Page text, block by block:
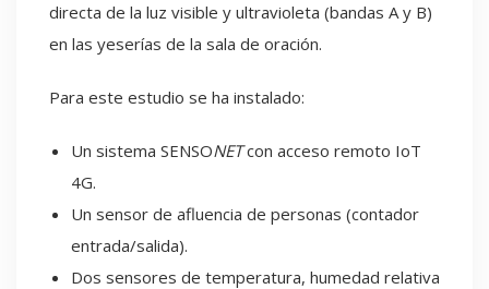
directa de la luz visible y ultravioleta (bandas A y B)
en las yeserías de la sala de oración.
Para este estudio se ha instalado:
Un sistema SENSONETcon acceso remoto IoT
4G.
Un sensor de afluencia de personas (contador
entrada/salida).
Dos sensores de temperatura, humedad relativa